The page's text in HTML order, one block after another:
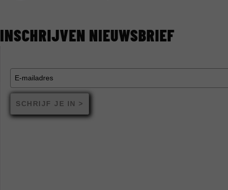
INSCHRIJVEN NIEUWSBRIEF
SCHRIJF JE IN >